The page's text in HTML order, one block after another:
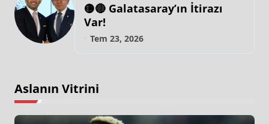
🟡🔴 Galatasaray’ın İtirazı
Var!
Tem 23, 2026
Aslanın Vitrini